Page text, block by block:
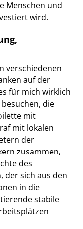
Menschen und
wird.
verschiedenen
auf der
für mich wirklich
die
mit
mit lokalen
der
zusammen,
des
der sich aus den
in die
stabile